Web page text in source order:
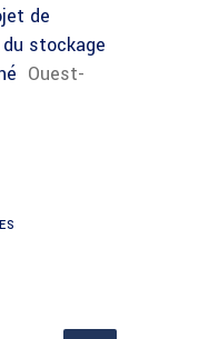
de
stockage
Ouest-